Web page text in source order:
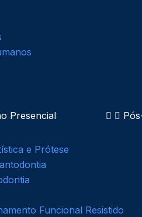
Presencial
e Prótese
Funcional Resistido